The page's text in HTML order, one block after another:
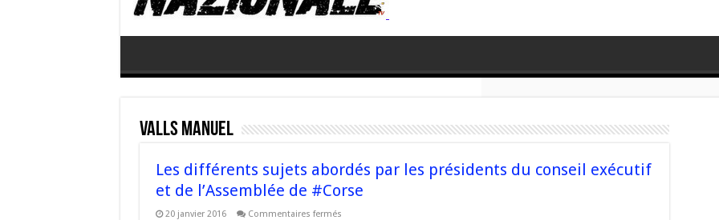
Valls Manuel
Les différents sujets abordés par les présidents du conseil exécutif
et de l’Assemblée de #Corse
20 janvier 2016 Commentaires ferméssur